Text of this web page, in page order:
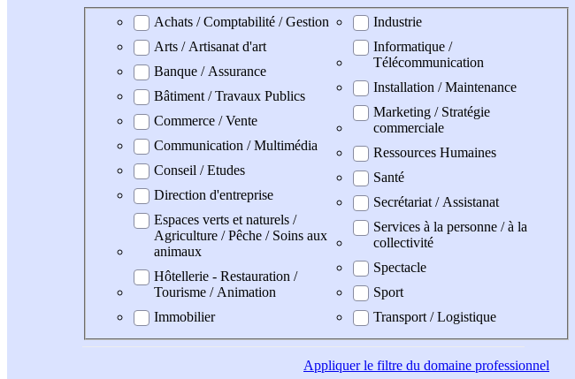
Domaine professionel
Achats / Comptabilité / Gestion
Arts / Artisanat d'art
Banque / Assurance
Bâtiment / Travaux Publics
Commerce / Vente
Communication / Multimédia
Conseil / Etudes
Direction d'entreprise
Espaces verts et naturels /
Agriculture / Pêche / Soins aux
animaux
Hôtellerie - Restauration /
Tourisme / Animation
Immobilier
Industrie
Informatique /
Télécommunication
Installation / Maintenance
Marketing / Stratégie
commerciale
Ressources Humaines
Santé
Secrétariat / Assistanat
Services à la personne / à la
collectivité
Spectacle
Sport
Transport / Logistique
Appliquerle filtre du domaine professionnel